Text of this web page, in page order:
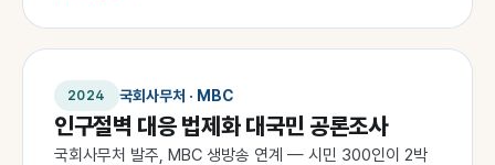
2024 국회사무처 · MBC
인구절벽 대응 법제화 대국민 공론조사
국회사무처 발주, MBC 생방송 연계 — 시민 300인이 2박